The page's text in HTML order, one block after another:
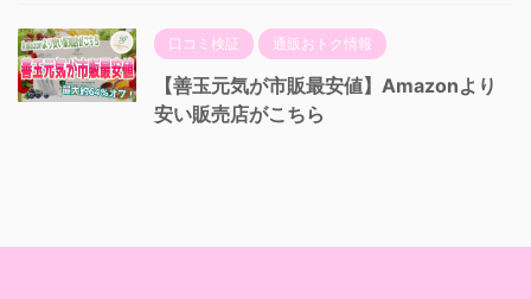
口コミ検証 通販おトク情報
【善玉元気が市販最安値】Amazonより
安い販売店がこちら